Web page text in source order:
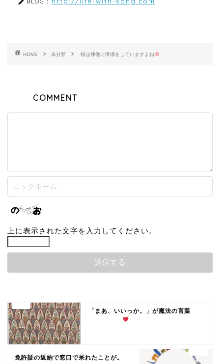
HOME 未分類 桜は律儀に準備をしていますよね
COMMENT
上に表示された文字を入力してください。
「まあ、いいっか。」が魔法の言葉
免許証の返納で窓口で呆れたことが。